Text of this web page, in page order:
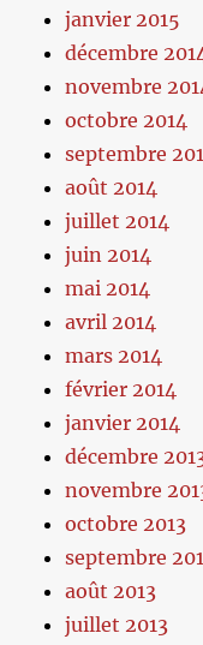
janvier 2015
décembre
novembre
octobre 2014
septembre
août 2014
juillet 2014
juin 2014
mai 2014
avril 2014
mars 2014
février 2014
janvier 2014
décembre
novembre
octobre 2013
septembre
août 2013
juillet 2013